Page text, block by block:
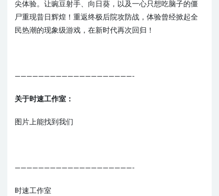
尖体验。让豌豆射手、向日葵，以及一心只想吃脑子的僵
尸重现昔日辉煌！重返终极后院攻防战，体验曾经掀起全
民热潮的现象级游戏，在新时代再次回归！
————————————————————-
关于时速工作室：
图片上能找到我们
————————————————————-
时速工作室